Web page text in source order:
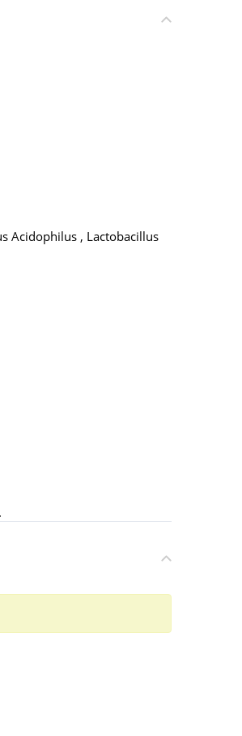
Acidophilus , Lactobacillus